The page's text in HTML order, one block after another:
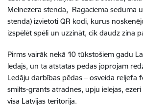
Melnezera stenda, Ragaciema seduma
stenda) izvietoti QR kodi, kurus
izspēlēt spēli un uzzināt, cik daudz zina
Pirms vairāk nekā 10 tūkstošiem gadu
ledājs, un tā atstātās pēdas joprojām
Ledāju darbības pēdas – osveida reljefa
smilts-grants atradnes, upju ielejas,
visā Latvijas teritorijā.